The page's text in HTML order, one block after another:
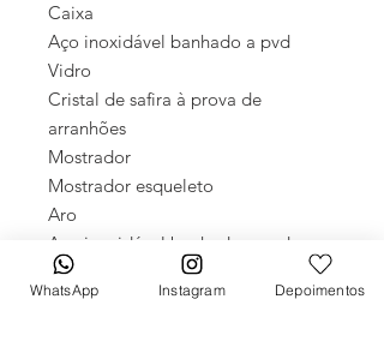
Caixa
Aço inoxidável banhado a pvd
Vidro
Cristal de safira à prova de
arranhões
Mostrador
Mostrador esqueleto
Aro
Aço inoxidável banhado a pvd
Pulseira
Borracha preta
WhatsApp Instagram Depoimentos